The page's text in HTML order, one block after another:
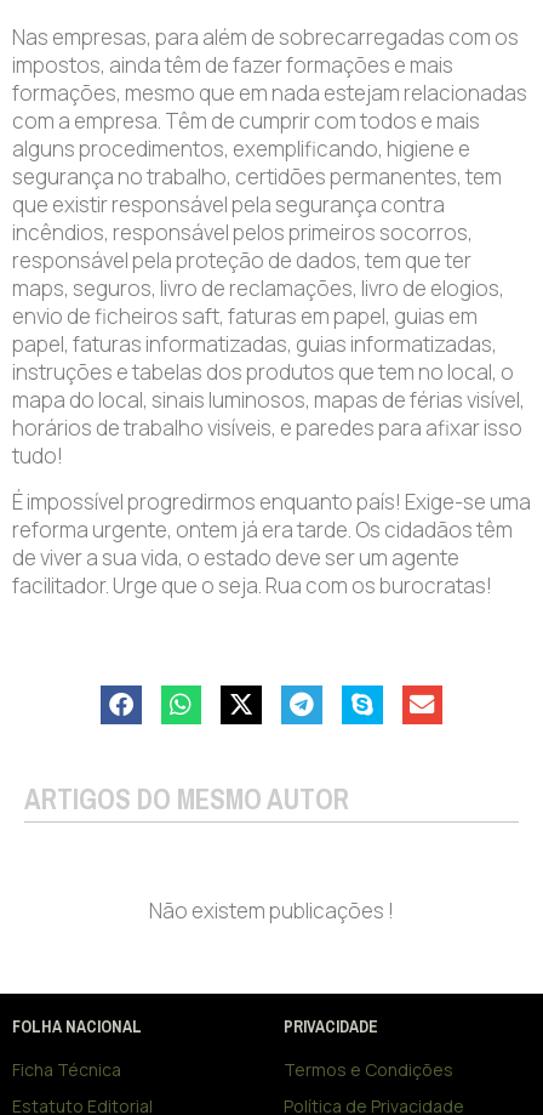
Nas empresas, para além de sobrecarregadas com os
impostos, ainda têm de fazer formações e mais
formações, mesmo que em nada estejam relacionadas
com a empresa. Têm de cumprir com todos e mais
alguns procedimentos, exemplificando, higiene e
segurança no trabalho, certidões permanentes, tem
que existir responsável pela segurança contra
incêndios, responsável pelos primeiros socorros,
responsável pela proteção de dados, tem que ter
maps, seguros, livro de reclamações, livro de elogios,
envio de ficheiros saft, faturas em papel, guias em
papel, faturas informatizadas, guias informatizadas,
instruções e tabelas dos produtos que tem no local, o
mapa do local, sinais luminosos, mapas de férias visível,
horários de trabalho visíveis, e paredes para afixar isso
tudo!
É impossível progredirmos enquanto país! Exige-se uma
reforma urgente, ontem já era tarde. Os cidadãos têm
de viver a sua vida, o estado deve ser um agente
facilitador. Urge que o seja. Rua com os burocratas!
ARTIGOS DO MESMO AUTOR
Não existem publicações !
FOLHA NACIONAL
Ficha Técnica
Estatuto Editorial
PRIVACIDADE
Termos e Condições
Política de Privacidade